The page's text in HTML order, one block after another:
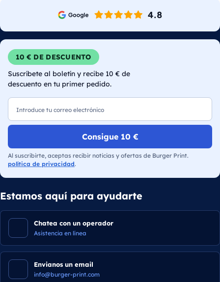
10 € DE DESCUENTO
Suscríbete al boletín y recibe 10 € de
descuento en tu primer pedido.
Consigue 10 €
Al suscribirte, aceptas recibir noticias y ofertas de Burger Print.
política de privacidad.
Estamos aquí para ayudarte
Chatea con un operador
Asistencia en línea
Envianos un email
info@burger-print.com